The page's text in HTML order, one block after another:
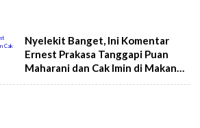
Nyelekit Banget, Ini Komentar
Ernest Prakasa Tanggapi Puan
Maharani dan Cak Imin di Makan